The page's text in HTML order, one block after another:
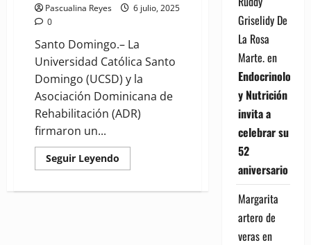
Pascualina Reyes
6 julio, 2025
0
Santo Domingo.– La
Universidad Católica Santo
Domingo (UCSD) y la
Asociación Dominicana de
Rehabilitación (ADR)
firmaron un...
Seguir Leyendo
more
Católica
Griselidy De
La Rosa
Marte.en
Endocrinología
y Nutrición
invita a
celebrar su
52
aniversario
Margarita
artero de
verasen